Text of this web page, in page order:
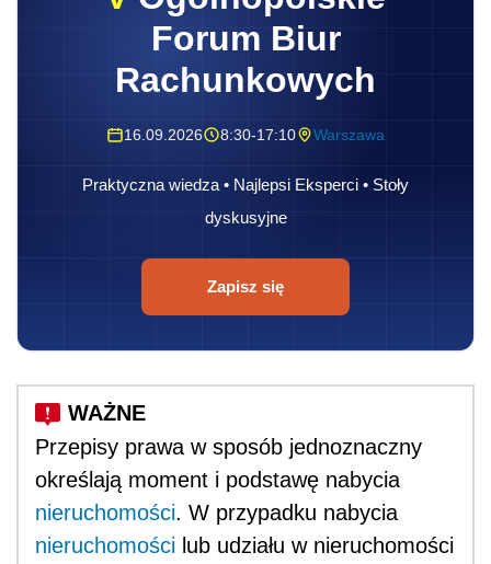
Forum Biur
Rachunkowych
16.09.2026 8:30-17:10 Warszawa
Praktyczna wiedza • Najlepsi Eksperci • Stoły
dyskusyjne
Zapisz się
Przepisy prawa w sposób jednoznaczny
określają moment i podstawę nabycia
nieruchomości. W przypadku nabycia
nieruchomości lub udziału w nieruchomości